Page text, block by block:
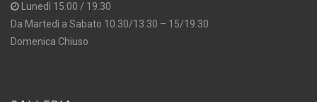
Lunedì 15.00 / 19.30
Da Martedì a Sabato 10.30/13.30 – 15/19.30
Domenica Chiuso